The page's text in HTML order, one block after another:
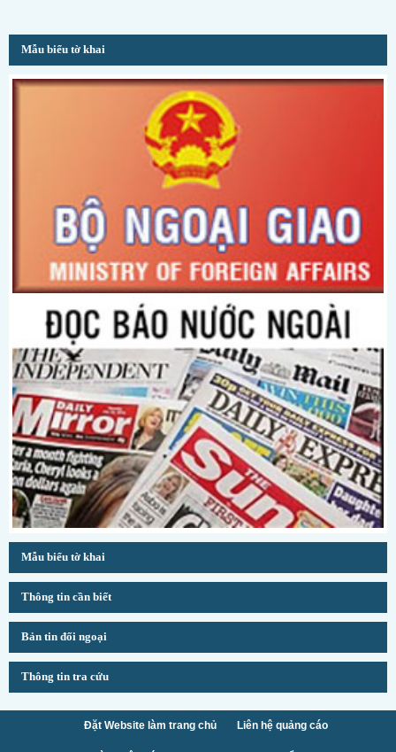
Mẫu biểu tờ khai
Mẫu biểu tờ khai
Thông tin cần biết
Bản tin đối ngoại
Thông tin tra cứu
Đặt Website làm trang chủ Liên hệ quảng cáo